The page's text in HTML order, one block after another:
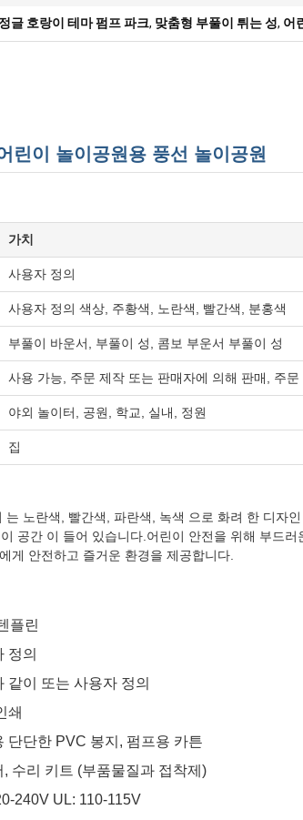
정글 호랑이 테마 펌프 파크, 맞춤형 부풀이 튀는 성, 어
린이 놀이공원용 풍선 놀이공원
가치
사용자 정의
사용자 정의 색상, 주황색, 노란색, 빨간색, 분홍색
부풀이 바운서, 부풀이 성, 콤보 부운서 부풀이 성
사용 가능, 주문 제작 또는 판매자에 의해 판매, 주문
야외 놀이터, 공원, 학교, 실내, 정원
집
는 노란색, 빨간색, 파란색, 녹색 으로 화려 한 디자
공간 이 들어 있습니다.어린이 안전을 위해 부드
게 안전하고 즐거운 환경을 제공합니다.
플린
정의
같이 또는 사용자 정의
쇄
단단한 PVC 봉지, 펌프용 카튼
, 수리 키트 (부품물질과 접착제)
240V UL: 110-115V